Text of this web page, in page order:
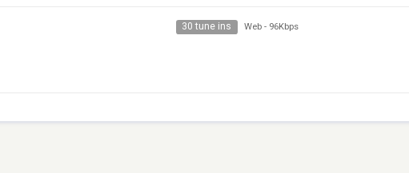
30 tune ins Web - 96Kbps